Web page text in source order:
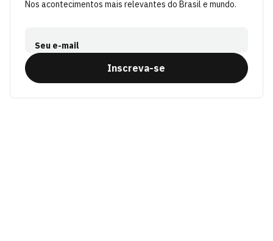
Nos acontecimentos mais relevantes do Brasil e mundo.
Seu e-mail
Inscreva-se